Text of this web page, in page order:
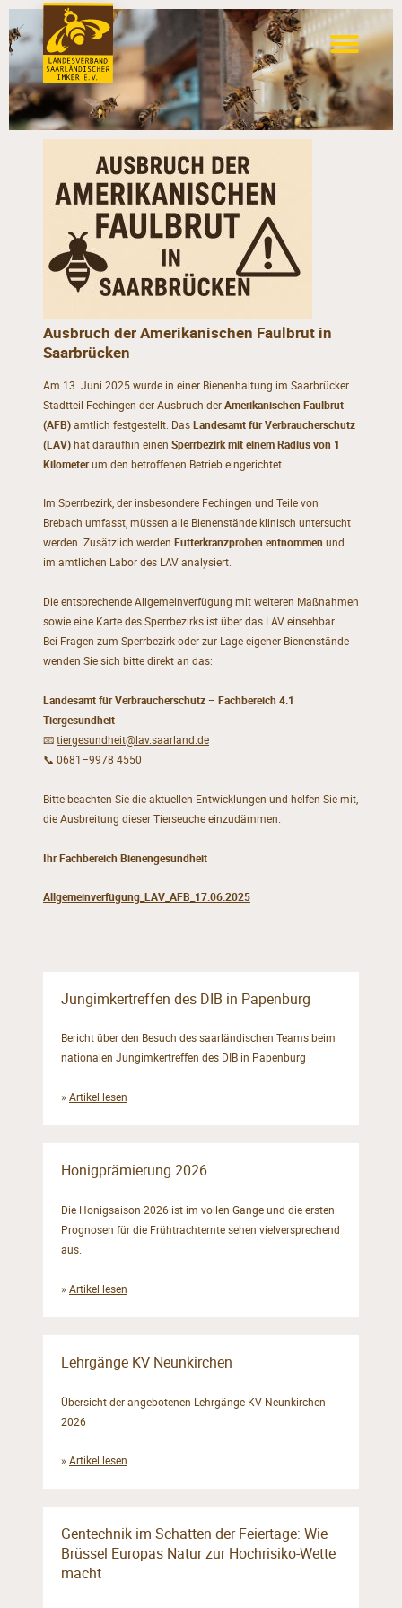
Ausbruch der Amerikanischen Faulbrut in
Saarbrücken
Am 13. Juni 2025 wurde in einer Bienenhaltung im Saarbrücker
Stadtteil Fechingen der Ausbruch derAmerikanischen Faulbrut
(AFB)amtlich festgestellt. DasLandesamt für Verbraucherschutz
(LAV)hat daraufhin einen Sperrbezirk mit einem Radius von 1
Kilometerum den betroffenen Betrieb eingerichtet.
Im Sperrbezirk, der insbesondere Fechingen und Teile von
Brebach umfasst, müssen alle Bienenstände klinisch untersucht
werden. Zusätzlich werden Futterkranzproben entnommen und
im amtlichen Labor des LAV analysiert.
Die entsprechende Allgemeinverfügung mit weiteren Maßnahmen
sowie eine Karte des Sperrbezirks ist über das LAV einsehbar.
Bei Fragen zum Sperrbezirk oder zur Lage eigener Bienenstände
wenden Sie sich bitte direkt an das:
Landesamt für Verbraucherschutz – Fachbereich 4.1
Tiergesundheit
📧tiergesundheit@lav.saarland.de
📞 0681–9978 4550
Bitte beachten Sie die aktuellen Entwicklungen und helfen Sie mit,
die Ausbreitung dieser Tierseuche einzudämmen.
Ihr Fachbereich Bienengesundheit
Allgemeinverfügung_LAV_AFB_17.06.2025
Jungimkertreffen des DIB in Papenburg
Bericht über den Besuch des saarländischen Teams beim
nationalen Jungimkertreffen des DIB in Papenburg
» Artikel lesen
Honigprämierung 2026
Die Honigsaison 2026 ist im vollen Gange und die ersten
Prognosen für die Frühtrachternte sehen vielversprechend
aus.
» Artikel lesen
Lehrgänge KV Neunkirchen
Übersicht der angebotenen Lehrgänge KV Neunkirchen
2026
» Artikel lesen
Gentechnik im Schatten der Feiertage: Wie
Brüssel Europas Natur zur Hochrisiko-Wette
macht